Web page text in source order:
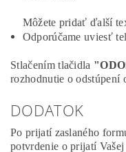
Môžete pridať ďalší
Odporúčame uviesť
Stlačením tlačidla
rozhodnutie o odstúpení
DODATOK
Po prijatí zaslaného
potvrdenie o prijatí